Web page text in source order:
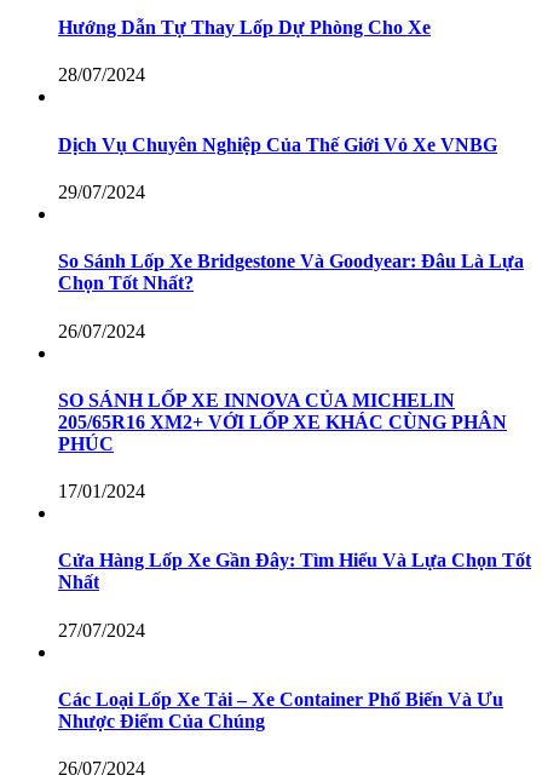
Hướng Dẫn Tự Thay Lốp Dự Phòng Cho Xe
28/07/2024
Dịch Vụ Chuyên Nghiệp Của Thế Giới Vỏ Xe VNBG
29/07/2024
So Sánh Lốp Xe Bridgestone Và Goodyear: Đâu Là Lựa
Chọn Tốt Nhất?
26/07/2024
SO SÁNH LỐP XE INNOVA CỦA MICHELIN
205/65R16 XM2+ VỚI LỐP XE KHÁC CÙNG PHÂN
PHÚC
17/01/2024
Cửa Hàng Lốp Xe Gần Đây: Tìm Hiểu Và Lựa Chọn Tốt
Nhất
27/07/2024
Các Loại Lốp Xe Tải – Xe Container Phổ Biến Và Ưu
Nhược Điểm Của Chúng
26/07/2024